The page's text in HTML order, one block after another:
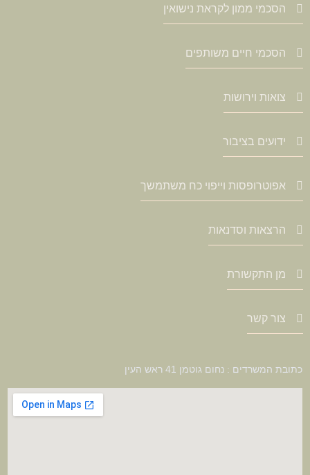
הסכמי ממון לקראת נישואין
הסכמי חיים משותפים
צואות וירושות
ידועים בציבור
אפוטרופסות וייפוי כח משתמשך
הרצאות וסדנאות
מן התקשורת
צור קשר
כתובת המשרדים : נחום גוטמן 41 ראש העין